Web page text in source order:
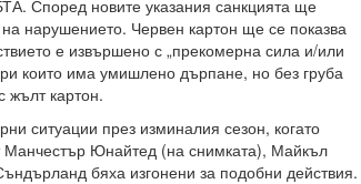
Според новите указания санкцията ще
на нарушението. Червен картон ще се показва
е извършено с „прекомерна сила и/или
които има умишлено дърпане, но без груба
жълт картон.
ситуации през изминалия сезон, когато
Манчестър Юнайтед (на снимката), Майкъл
бяха изгонени за подобни действия.